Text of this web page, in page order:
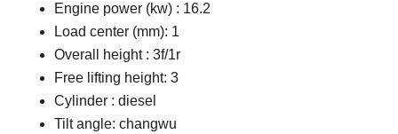
Engine power (kw) : 16.2
Load center (mm): 1
Overall height : 3f/1r
Free lifting height: 3
Cylinder : diesel
Tilt angle: changwu